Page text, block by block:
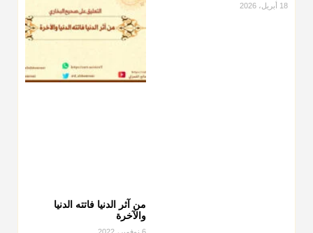
18 أبريل، 2026
من آثر الدنيا فاتته الدنيا
والآخرة